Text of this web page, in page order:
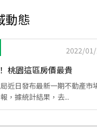
動態
2022/
桃園這區房價最貴
近日發布最新一期不動產市
，據統計結果，去...